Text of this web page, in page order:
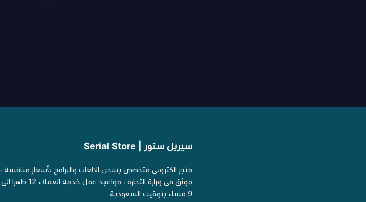
سيريل ستور | Serial Store
متجر الكتروني متخصص بشحن الالعاب والبرامج بأسعار منافسة ،
موثق في وزارة التجارة ، مواعيد عمل خدمة العملاء 12 ظهرا الى
9 مساء بتوقيت السعودية